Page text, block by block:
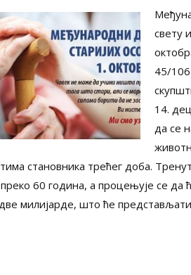
свету
45/106
14.
да се
становника трећег доба.
60 година, а процењује се да
милијарде, што ће представљати